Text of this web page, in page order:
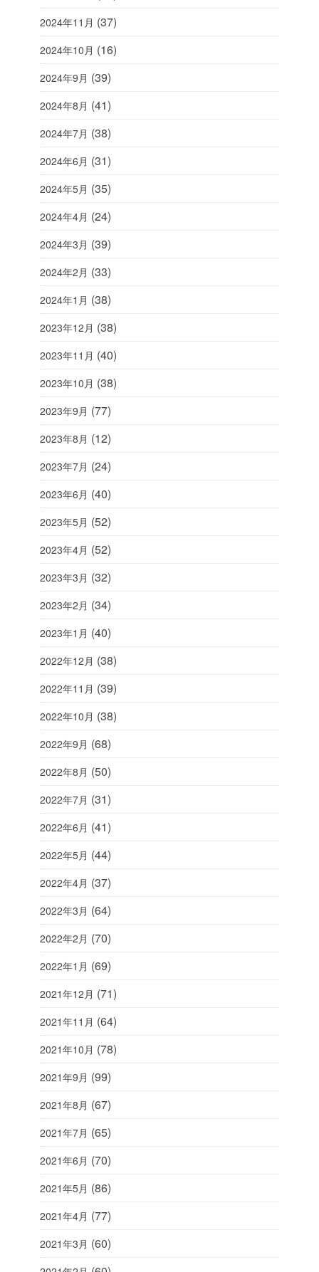
2024年11月 (37)
2024年10月 (16)
2024年9月 (39)
2024年8月 (41)
2024年7月 (38)
2024年6月 (31)
2024年5月 (35)
2024年4月 (24)
2024年3月 (39)
2024年2月 (33)
2024年1月 (38)
2023年12月 (38)
2023年11月 (40)
2023年10月 (38)
2023年9月 (77)
2023年8月 (12)
2023年7月 (24)
2023年6月 (40)
2023年5月 (52)
2023年4月 (52)
2023年3月 (32)
2023年2月 (34)
2023年1月 (40)
2022年12月 (38)
2022年11月 (39)
2022年10月 (38)
2022年9月 (68)
2022年8月 (50)
2022年7月 (31)
2022年6月 (41)
2022年5月 (44)
2022年4月 (37)
2022年3月 (64)
2022年2月 (70)
2022年1月 (69)
2021年12月 (71)
2021年11月 (64)
2021年10月 (78)
2021年9月 (99)
2021年8月 (67)
2021年7月 (65)
2021年6月 (70)
2021年5月 (86)
2021年4月 (77)
2021年3月 (60)